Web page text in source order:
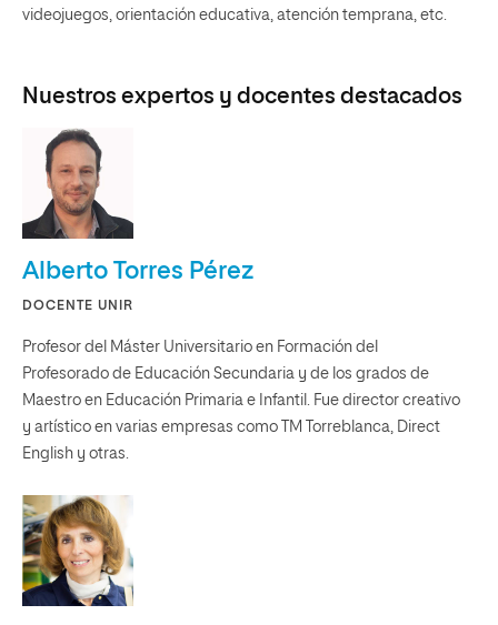
videojuegos, orientación educativa, atención temprana, etc.
Nuestros expertos y docentes destacados
Alberto Torres Pérez
DOCENTE UNIR
Profesor del Máster Universitario en Formación del
Profesorado de Educación Secundaria y de los grados de
Maestro en Educación Primaria e Infantil. Fue director creativo
y artístico en varias empresas como TM Torreblanca, Direct
English y otras.